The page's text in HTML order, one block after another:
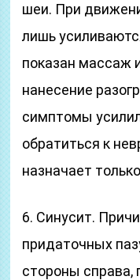
шеи. При
лишь
показан массаж
нанесение
симптомы
обратиться к
назначает
6. Синусит.
придаточных
стороны справа,